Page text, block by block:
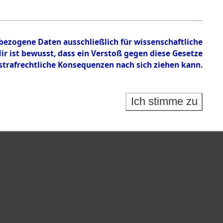
Daten ausschließlich für wissenschaftliche
bewusst, dass ein Verstoß gegen diese Gesetze
Konsequenzen nach sich ziehen kann.
Ich stimme zu